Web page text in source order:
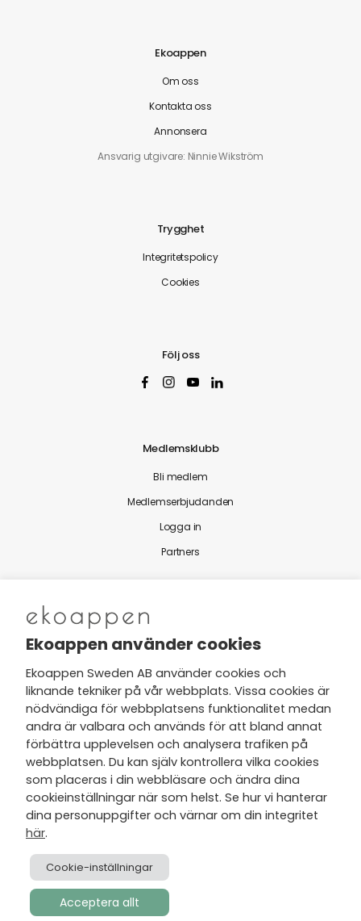
Ekoappen
Om oss
Kontakta oss
Annonsera
Ansvarig utgivare: Ninnie Wikström
Trygghet
Integritetspolicy
Cookies
Följ oss
Medlemsklubb
Bli medlem
Medlemserbjudanden
Logga in
Partners
Nytt från Ekoappen
Jag har tagit del av Ekoappens
personuppgifts- och
integritetspolicyoch tar gärna del
av nyheter, hälsotips och exklusiva
erbjudanden via min e-post.
Skapad av
Ekoappen använder cookies
Ekoappen Sweden AB använder cookies och
liknande tekniker på vår webbplats. Vissa cookies är
nödvändiga för webbplatsens funktionalitet medan
andra är valbara och används för att bland annat
förbättra upplevelsen och analysera trafiken på
webbplatsen. Du kan själv kontrollera vilka cookies
som placeras i din webbläsare och ändra dina
cookieinställningar när som helst. Se hur vi hanterar
dina personuppgifter och värnar om din integritet
här.
Cookie-inställningar
Acceptera allt